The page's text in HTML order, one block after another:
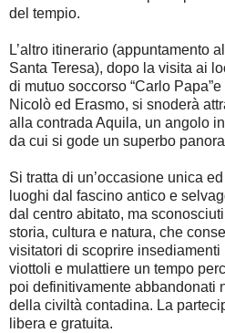
del tempio.
L’altro itinerario (appuntamento
Santa Teresa), dopo la visita ai
di mutuo soccorso “Carlo
Nicolò ed Erasmo, si snoderà
alla contrada Aquila, un angolo
da cui si gode un superbo
Si tratta di un’occasione unica
luoghi dal fascino antico e
dal centro abitato, ma
storia, cultura e natura, che
visitatori di scoprire insediamenti
viottoli e mulattiere un tempo
poi definitivamente abbandonati
della civiltà contadina. La
libera e gratuita.